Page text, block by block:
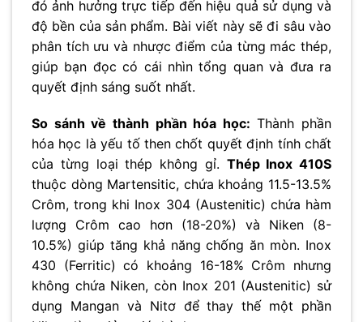
đó ảnh hưởng trực tiếp đến hiệu quả sử dụng và
độ bền của sản phẩm. Bài viết này sẽ đi sâu vào
phân tích ưu và nhược điểm của từng mác thép,
giúp bạn đọc có cái nhìn tổng quan và đưa ra
quyết định sáng suốt nhất.
So sánh về thành phần hóa học: Thành phần
hóa học là yếu tố then chốt quyết định tính chất
của từng loại thép không gỉ. Thép Inox 410S
thuộc dòng Martensitic, chứa khoảng 11.5-13.5%
Crôm, trong khi Inox 304 (Austenitic) chứa hàm
lượng Crôm cao hơn (18-20%) và Niken (8-
10.5%) giúp tăng khả năng chống ăn mòn. Inox
430 (Ferritic) có khoảng 16-18% Crôm nhưng
không chứa Niken, còn Inox 201 (Austenitic) sử
dụng Mangan và Nitơ để thay thế một phần